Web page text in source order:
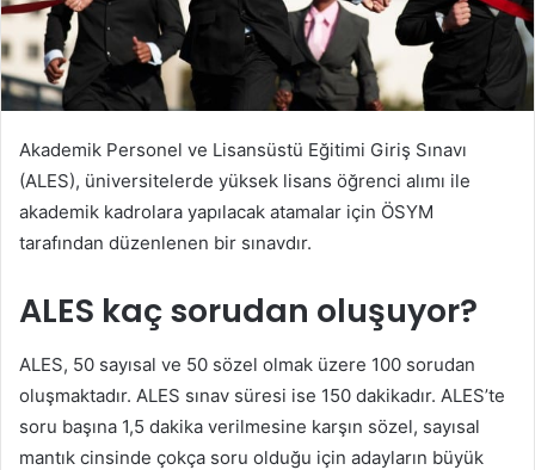
Akademik Personel ve Lisansüstü Eğitimi Giriş Sınavı
(ALES), üniversitelerde yüksek lisans öğrenci alımı ile
akademik kadrolara yapılacak atamalar için ÖSYM
tarafından düzenlenen bir sınavdır.
ALES kaç sorudan oluşuyor?
ALES, 50 sayısal ve 50 sözel olmak üzere 100 sorudan
oluşmaktadır. ALES sınav süresi ise 150 dakikadır. ALES’te
soru başına 1,5 dakika verilmesine karşın sözel, sayısal
mantık cinsinde çokça soru olduğu için adayların büyük